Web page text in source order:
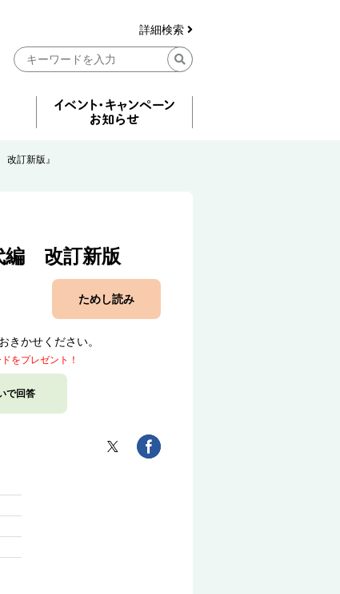
詳細検索
訂新版』
編 改訂新版
ためし読み
きかせください。
をプレゼント！
で回答